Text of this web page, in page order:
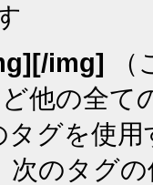
img] （
他の全て
グを使
次のタグ